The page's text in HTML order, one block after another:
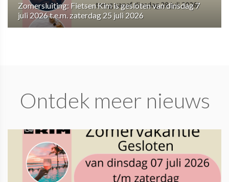
Zomersluiting: Fietsen Kim is gesloten van dinsdag 7
juli 2026 t.e.m. zaterdag 25 juli 2026
Ontdek meer nieuws